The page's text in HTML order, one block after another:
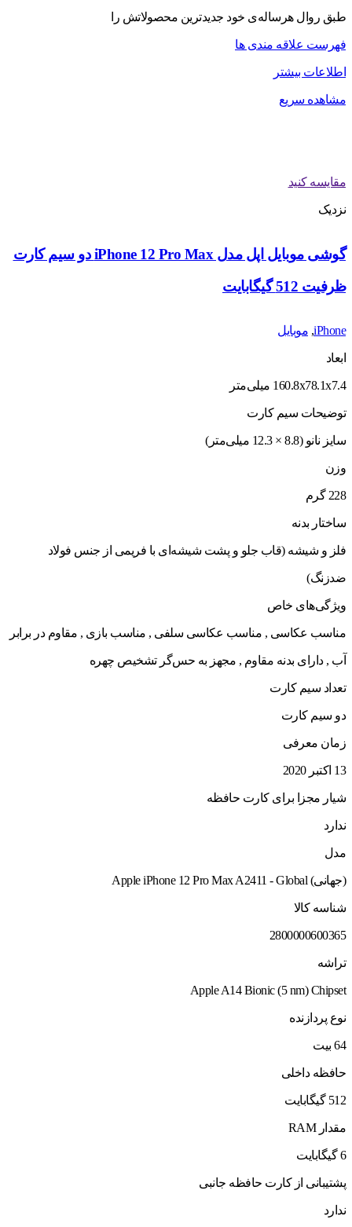
طبق روال هرساله‌ی خود جدیدترین محصولاتش را
فهرست علاقه مندی ها
اطلاعات بیشتر
مشاهده سریع
مقایسه کنید
نزدیک
گوشی موبایل اپل مدل iPhone 12 Pro Max دو سیم‌ کارت
ظرفیت 512 گیگابایت
iPhone
, موبایل
ابعاد
160.8x78.1x7.4 میلی‌متر
توضیحات سیم کارت
سایز نانو (8.8 × 12.3 میلی‌متر)
وزن
228 گرم
ساختار بدنه
فلز و شیشه (قاب جلو و پشت شیشه‌ای با فریمی از جنس فولاد
ضدزنگ)
ویژگی‌های خاص
مناسب عکاسی , مناسب عکاسی سلفی , مناسب بازی , مقاوم در برابر
آب , دارای بدنه مقاوم , مجهز به حس‌گر تشخیص چهره
تعداد سیم کارت
دو سیم کارت
زمان معرفی
13 اکتبر 2020
شیار مجزا برای کارت حافظه
ندارد
مدل
(جهانی) Apple iPhone 12 Pro Max A2411 - Global
شناسه کالا
2800000600365
تراشه
Apple A14 Bionic (5 nm) Chipset
نوع پردازنده
64 بیت
حافظه داخلی
512 گیگابایت
مقدار RAM
6 گیگابایت
پشتیبانی از کارت حافظه جانبی
ندارد